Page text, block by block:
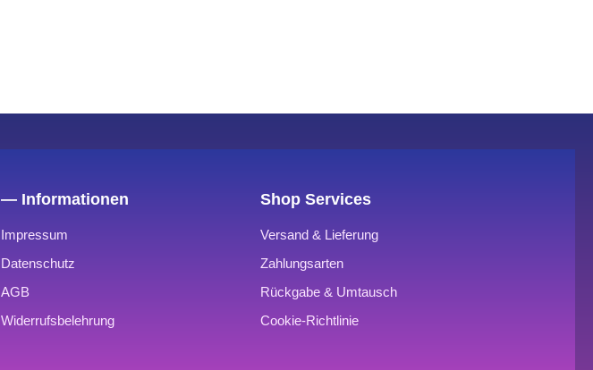
— Informationen
Impressum
Datenschutz
AGB
Widerrufsbelehrung
Shop Services
Versand & Lieferung
Zahlungsarten
Rückgabe & Umtausch
Cookie-Richtlinie